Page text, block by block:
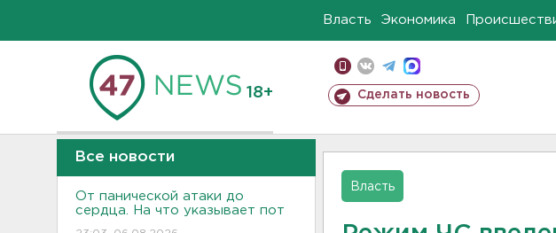
Власть Экономика
18+ Сделать новость
Все новости
От панической атаки до
сердца. На что указывает пот
Власть